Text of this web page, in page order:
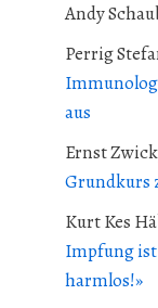
Andy
Perrig
aus
Ernst
Grundkurs
Kurt Kes
Impfung
harmlos!»